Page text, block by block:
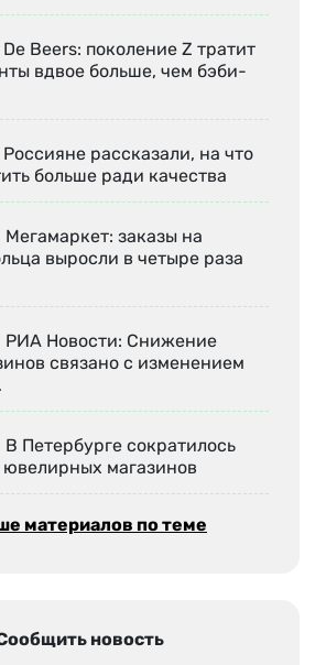
De Beers: поколение Z тратит
вдвое больше, чем бэби-
Россияне рассказали, на что
больше ради качества
Мегамаркет: заказы на
выросли в четыре раза
РИА Новости: Снижение
связано с изменением
В Петербурге сократилось
ювелирных магазинов
материалов по теме
новость